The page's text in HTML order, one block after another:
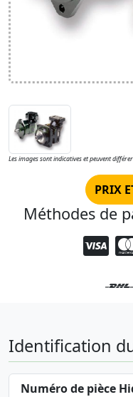
Les images sont indicatives et peuvent
PRIX
Méthodes de
Identification
Numéro de pièce